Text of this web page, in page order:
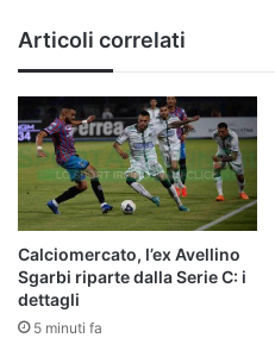
Articoli correlati
Calciomercato, l’ex Avellino
Sgarbi riparte dalla Serie C: i
dettagli
5 minuti fa